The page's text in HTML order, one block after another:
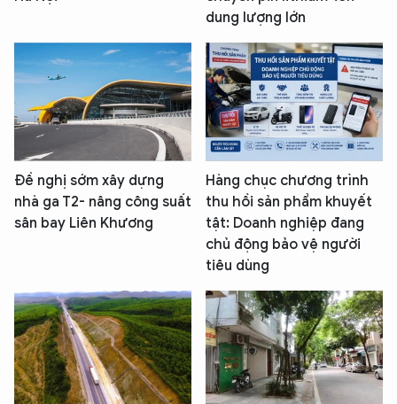
dung lượng lớn
Đề nghị sớm xây dựng
nhà ga T2- nâng công suất
sân bay Liên Khương
Hàng chục chương trình
thu hồi sản phẩm khuyết
tật: Doanh nghiệp đang
chủ động bảo vệ người
tiêu dùng